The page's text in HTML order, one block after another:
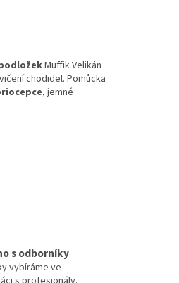
Muffik Velikán
chodidel. Pomůcka
, jemné
s odborníky
vybíráme ve